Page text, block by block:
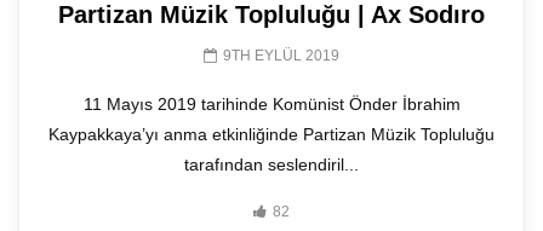
Partizan Müzik Topluluğu | Ax Sodıro
9TH EYLÜL 2019
11 Mayıs 2019 tarihinde Komünist Önder İbrahim
Kaypakkaya’yı anma etkinliğinde Partizan Müzik Topluluğu
tarafından seslendiril...
82